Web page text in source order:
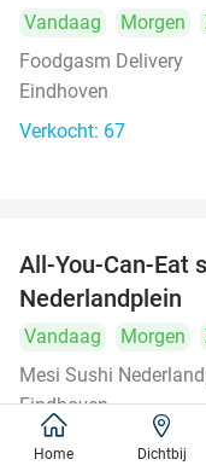
Vandaag Morgen
Foodgasm Delivery
Eindhoven
Verkocht: 67
All-You-Can-Eat
Nederlandplein
Vandaag Morgen
Mesi Sushi
Eindhoven
Verkocht: 464
Home Dichtbij